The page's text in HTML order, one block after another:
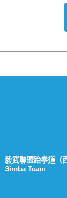
毅武聯盟跆拳道（
Simba Team